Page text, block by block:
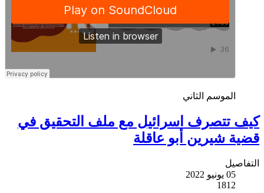
الموسم الثاني
كيف تتصرف اسرائيل مع ملف التحقيق في
قضية شيرين أبو عاقلة
التفاصيل
05 يونيو 2022
1812